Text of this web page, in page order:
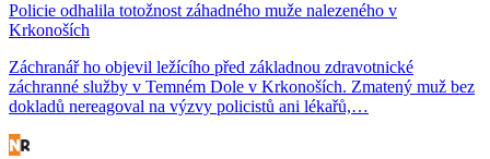
Policie odhalila totožnost záhadného muže nalezeného v
Krkonoších
Záchranář ho objevil ležícího před základnou zdravotnické
záchranné služby v Temném Dole v Krkonoších. Zmatený muž bez
dokladů nereagoval na výzvy policistů ani lékařů,…